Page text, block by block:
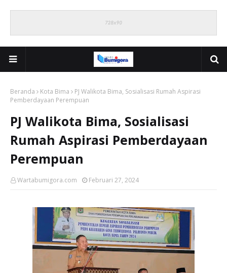
Beranda Kota Bima
PJ Walikota Bima, Sosialisasi Rumah Aspirasi
Pemberdayaan Perempuan
PJ Walikota Bima, Sosialisasi
Rumah Aspirasi Pemberdayaan
Perempuan
Wartabumigora.com Februari 27, 2024